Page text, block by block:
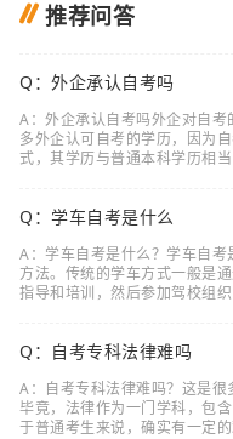
推荐问答
Q：外企承认自考吗
A：外企承认自考吗外企对自
多外企认可自考的学历，因为
式，其学历与普通本科学历相
Q：学车自考是什么
A：学车自考是什么？学车自
方法。传统的学车方式一般是
指导和培训，然后参加驾校组
Q：自考专科法律难吗
A：自考专科法律难吗？这是很
毕竟，法律作为一门学科，包
于普通考生来说，确实有一定